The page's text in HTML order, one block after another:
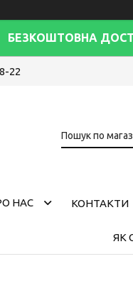
БЕЗКОШТОВНА
22
НАС КОНТАКТИ
ЯК